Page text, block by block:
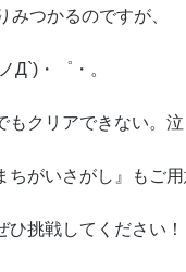
つかるのですが、
Д`)・゜・。
クリアできない。泣
ちがいさがし』もご
挑戦してください！